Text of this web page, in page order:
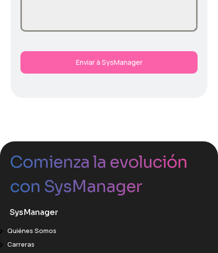
Enviar à SysManager
Comienza la evolución
con SysManager
SysManager
Quiénes Somos
Carreras